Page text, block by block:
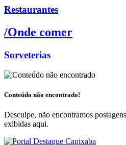
Restaurantes
/Onde comer
Sorveterias
Conteúdo não encontrado!
Desculpe, não encontramos
exibidas aqui.